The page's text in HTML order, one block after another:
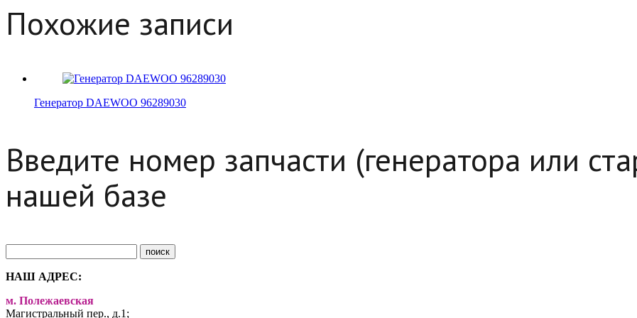
Похожие записи
Генератор DAEWOO 96289030
Введите номер запчасти (генератора или
нашей базе
НАШ АДРЕС:
м. Полежаевская
Магистральный пер., д.1;